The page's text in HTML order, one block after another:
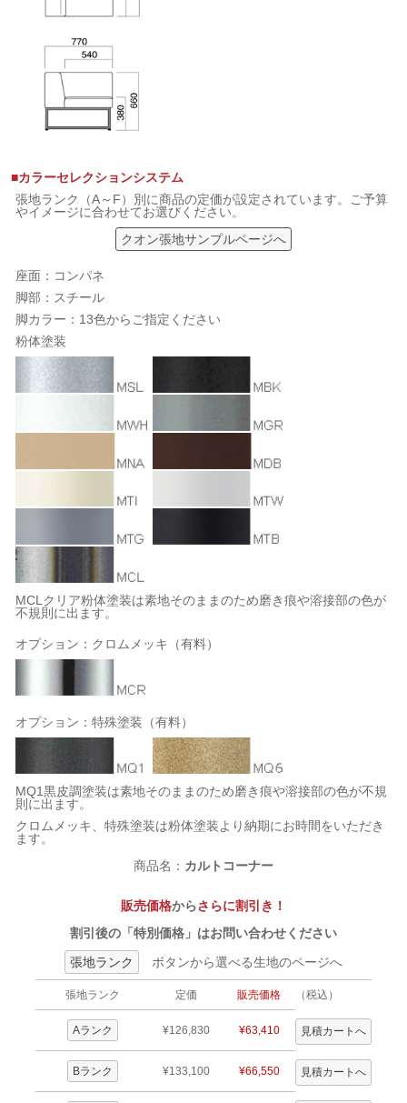
■カラーセレクションシステム
張地ランク（A～F）別に商品の定価が設定されています。ご予算
やイメージに合わせてお選びください。
クオン張地サンプルページへ
座面：コンパネ
脚部：スチール
脚カラー：13色からご指定ください
粉体塗装
MCLクリア粉体塗装は素地そのままのため磨き痕や溶接部の色が
不規則に出ます。
オプション：クロムメッキ（有料）
オプション：特殊塗装（有料）
MQ1黒皮調塗装は素地そのままのため磨き痕や溶接部の色が不規
則に出ます。
クロムメッキ、特殊塗装は粉体塗装より納期にお時間をいただき
ます。
商品名： カルトコーナー
販売価格からさらに割引き！
割引後の「特別価格」はお問い合わせください
張地ランク
ボタンから選べる生地のページへ
張地ランク 定価 販売価格 （税込）
Aランク ¥126,830 ¥63,410
Bランク ¥133,100 ¥66,550